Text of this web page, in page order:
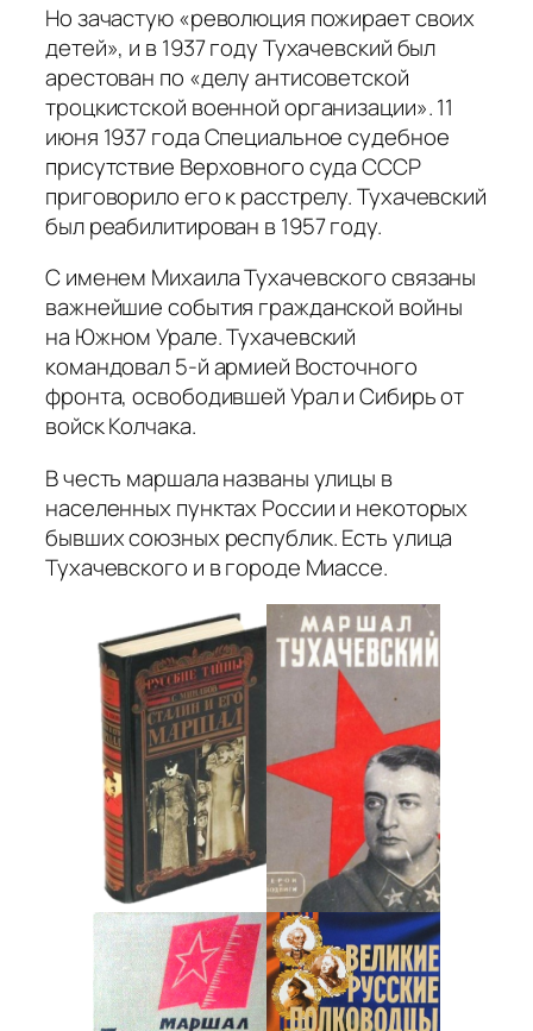
Но зачастую «революция пожирает своих
детей», и в 1937 году Тухачевский был
арестован по «делу антисоветской
троцкистской военной организации». 11
июня 1937 года Специальное судебное
присутствие Верховного суда СССР
приговорило его к расстрелу. Тухачевский
был реабилитирован в 1957 году.
С именем Михаила Тухачевского связаны
важнейшие события гражданской войны
на Южном Урале. Тухачевский
командовал 5-й армией Восточного
фронта, освободившей Урал и Сибирь от
войск Колчака.
В честь маршала названы улицы в
населенных пунктах России и некоторых
бывших союзных республик. Есть улица
Тухачевского и в городе Миассе.